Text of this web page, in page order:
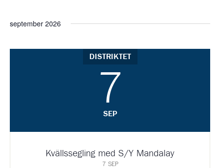
september 2026
DISTRIKTET
7
SEP
Kvällssegling med S/Y Mandalay
7 SEP